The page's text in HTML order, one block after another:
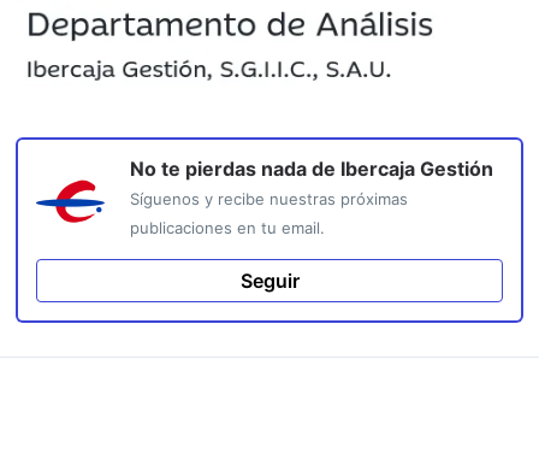
No te pierdas nada de Ibercaja Gestión
Síguenos y recibe nuestras próximas
publicaciones en tu email.
Seguir